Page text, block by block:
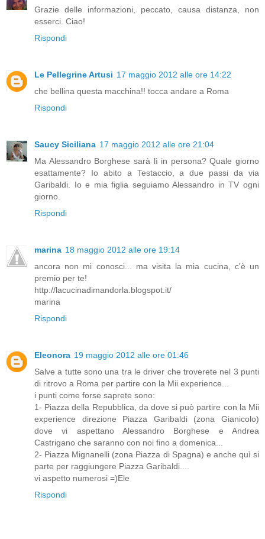
Grazie delle informazioni, peccato, causa distanza, non
esserci. Ciao!
Rispondi
Le Pellegrine Artusi 17 maggio 2012 alle ore 14:22
che bellina questa macchina!! tocca andare a Roma
Rispondi
Saucy Siciliana 17 maggio 2012 alle ore 21:04
Ma Alessandro Borghese sarà lì in persona? Quale giorno
esattamente? Io abito a Testaccio, a due passi da via
Garibaldi. Io e mia figlia seguiamo Alessandro in TV ogni
giorno.
Rispondi
marina 18 maggio 2012 alle ore 19:14
ancora non mi conosci... ma visita la mia cucina, c'è un
premio per te!
http://lacucinadimandorla.blogspot.it/
marina
Rispondi
Eleonora 19 maggio 2012 alle ore 01:46
Salve a tutte sono una tra le driver che troverete nel 3 punti
di ritrovo a Roma per partire con la Mii experience...
i punti come forse saprete sono:
1- Piazza della Repubblica, da dove si può partire con la Mii
experience direzione Piazza Garibaldi (zona Gianicolo)
dove vi aspettano Alessandro Borghese e Andrea
Castrigano che saranno con noi fino a domenica...
2- Piazza Mignanelli (zona Piazza di Spagna) e anche quì si
parte per raggiungere Piazza Garibaldi....
vi aspetto numerosi =)Ele
Rispondi